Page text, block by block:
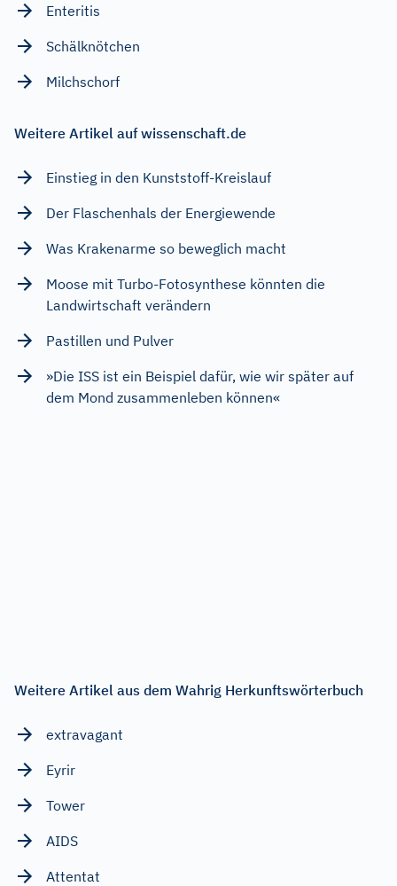
Enteritis
Schälknötchen
Milchschorf
Weitere Artikel auf wissenschaft.de
Einstieg in den Kunststoff-Kreislauf
Der Flaschenhals der Energiewende
Was Krakenarme so beweglich macht
Moose mit Turbo-Fotosynthese könnten die
Landwirtschaft verändern
Pastillen und Pulver
»Die ISS ist ein Beispiel dafür, wie wir später auf
dem Mond zusammenleben können«
Weitere Artikel aus dem Wahrig Herkunftswörterbuch
extravagant
Eyrir
Tower
AIDS
Attentat